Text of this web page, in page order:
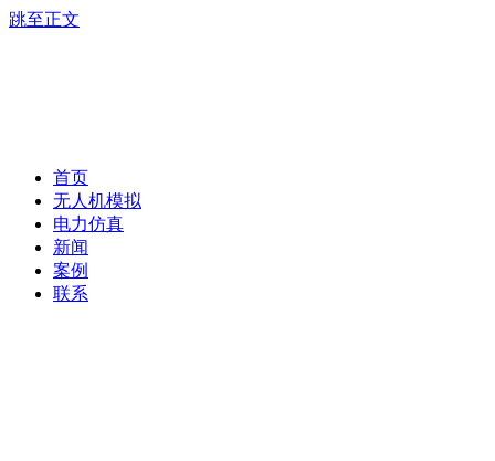
跳至正文
首页
无人机模拟
电力仿真
新闻
案例
联系